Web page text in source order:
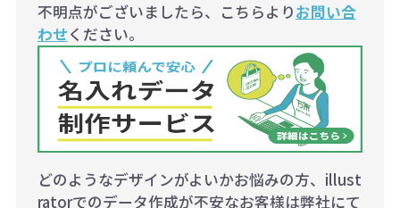
不明点がございましたら、こちらよりお問い合
わせください。
どのようなデザインがよいかお悩みの方、illust
ratorでのデータ作成が不安なお客様は弊社にて